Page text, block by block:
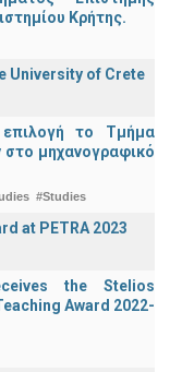
Κρήτης.
University of Crete
επιλογή το Τμήμα
στο μηχανογραφικό
#Studies
at PETRA 2023
the Stelios
Award 2022-